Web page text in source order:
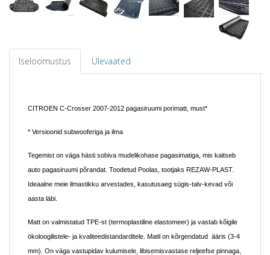
Iseloomustus Ülevaated
CITROEN C-Crosser 2007-2012 pagasiruumi porimatt, must*
* Versioonid subwooferiga ja ilma
Tegemist on väga hästi sobiva mudelikohase pagasimatiga, mis kaitseb
auto pagasiruumi põrandat. Toodetud Poolas, tootjaks REZAW-PLAST.
Ideaalne meie ilmastikku arvestades, kasutusaeg sügis-talv-kevad või
aasta läbi.
Matt on valmistatud TPE-st (termoplastiline elastomeer) ja vastab kõigile
ökoloogilistele- ja kvaliteedistandarditele. Matil on kõrgendatud ääris (3-4
mm). On väga vastupidav kulumisele, libisemisvastase reljeefse pinnaga,